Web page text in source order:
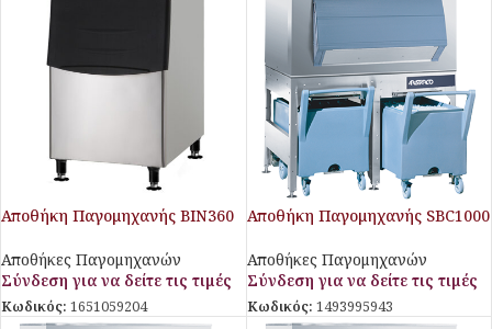
Αποθήκη Παγομηχανής BIN360
Αποθήκες Παγομηχανών
Σύνδεση για να δείτε τις τιμές
Κωδικός: 1651059204
Αποθήκη Παγομηχανής SBC1000
Αποθήκες Παγομηχανών
Σύνδεση για να δείτε τις τιμές
Κωδικός: 1493995943